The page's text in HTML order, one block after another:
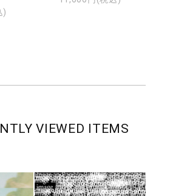
)
VIEWED ITEMS